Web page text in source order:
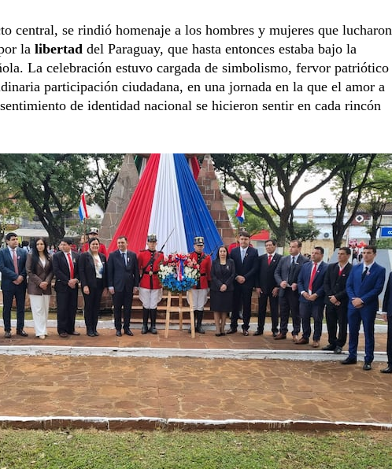
central, se rindió homenaje a los hombres y mujeres que lucharon
la libertad del Paraguay, que hasta entonces estaba bajo la
La celebración estuvo cargada de simbolismo, fervor patriótico
participación ciudadana, en una jornada en la que el amor a
de identidad nacional se hicieron sentir en cada rincón